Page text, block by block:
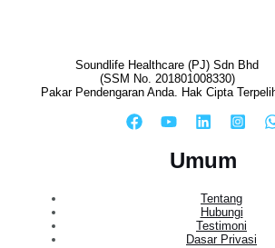
Soundlife Healthcare (PJ) Sdn Bhd
(SSM No. 201801008330)
Pakar Pendengaran Anda. Hak Cipta
Umum
Tentang
Hubungi
Testimoni
Dasar Privasi